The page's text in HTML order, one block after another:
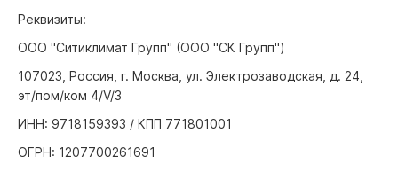
Реквизиты:
ООО "Ситиклимат Групп" (ООО "СК Групп")
107023, Россия, г. Москва, ул. Электрозаводская, д. 24,
эт/пом/ком 4/V/3
ИНН: 9718159393 / КПП 771801001
ОГРН: 1207700261691